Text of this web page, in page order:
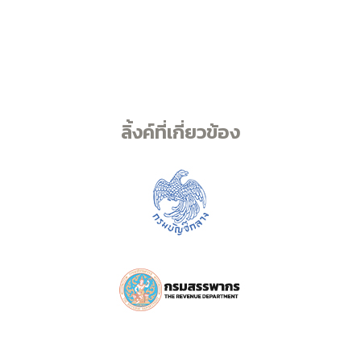
ลิ้งค์ที่เกี่ยวข้อง